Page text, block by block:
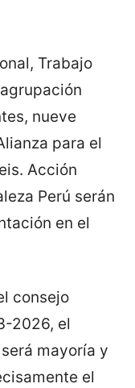
Trabajo
nueve
para el
Acción
Perú serán
en el
consejo
2026, el
mayoría y
el